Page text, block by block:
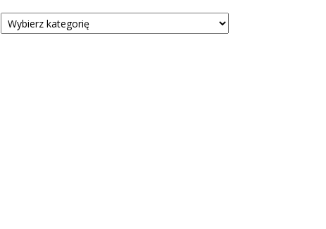
Kategorie